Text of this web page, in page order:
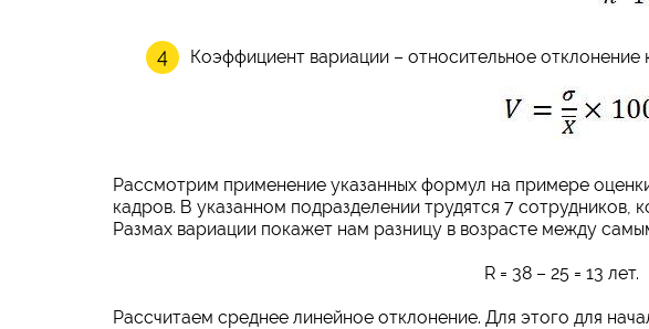
Коэффициент вариации – относительное отклонение
Рассмотрим применение указанных формул на примере
кадров. В указанном подразделении трудятся 7 сотрудников,
Размах вариации покажет нам разницу в возрасте между
R = 38 – 25 = 13 лет.
Рассчитаем среднее линейное отклонение. Для этого для